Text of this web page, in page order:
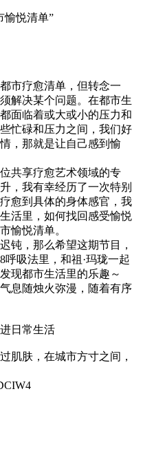
愉悦清单”
市疗愈清单，但转念一
解决某个问题。在都市生
面临着或大或小的压力和
忙碌和压力之间，我们好
，那就是让自己感到愉
共享疗愈艺术领域的专
，我有幸经历了一次特别
愈到具体的身体感官，我
活里，如何找回感受愉悦
愉悦清单。
钝，那么希望这期节目，
吸法里，和祖·玛珑一起
现都市生活里的乐趣～
息随烛火弥漫，随着有序
日常生活
肌肤，在城市方寸之间，